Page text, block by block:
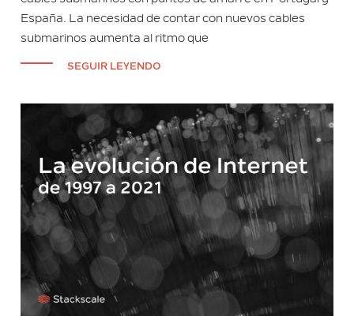
España. La necesidad de contar con nuevos cables
submarinos aumenta al ritmo que
SEGUIR LEYENDO